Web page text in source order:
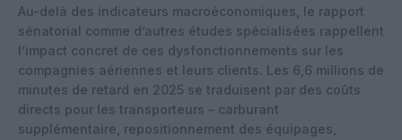
Au-delà des indicateurs macroéconomiques, le rapport
sénatorial comme d’autres études spécialisées rappellent
l’impact concret de ces dysfonctionnements sur les
compagnies aériennes et leurs clients. Les 6,6 millions de
minutes de retard en 2025 se traduisent par des coûts
directs pour les transporteurs – carburant
supplémentaire, repositionnement des équipages,